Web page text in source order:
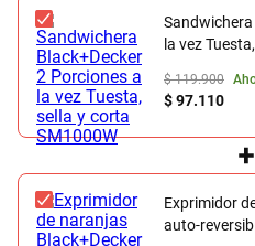
Sandwichera
la vez
$ 119.900
$ 97.110
Exprimidor
auto-
6.
7. Freidora